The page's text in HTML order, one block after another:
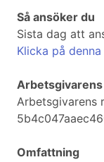
Så ansöker du
Sista dag att
Klicka på
Arbetsgivarens
Omfattning